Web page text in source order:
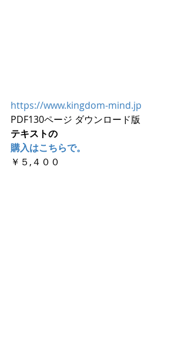
https://www.kingdom-mind.jp
PDF130ページ ダウンロード版
テキストの
購入はこちらで。
￥５,４００